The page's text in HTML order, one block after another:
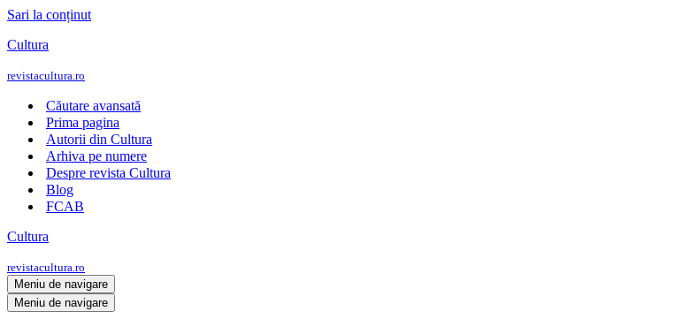
Sari la conținut
Cultura
revistacultura.ro
Căutare avansată
Prima pagina
Autorii din Cultura
Arhiva pe numere
Despre revista Cultura
Blog
FCAB
Cultura
revistacultura.ro
Meniu de navigare
Meniu de navigare